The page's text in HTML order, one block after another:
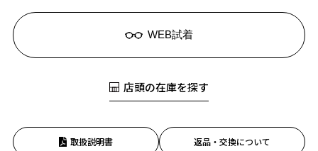
WEB試着
店頭の在庫を探す
取扱説明書 返品・交換について